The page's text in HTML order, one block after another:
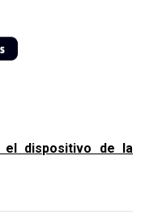
el dispositivo de la